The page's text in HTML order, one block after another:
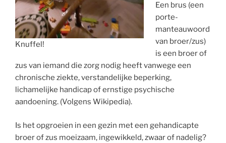
Knuffel!
Een brus (een
porte-
manteauwoord
van broer/zus)
is een broer of
zus van iemand die zorg nodig heeft vanwege een
chronische ziekte, verstandelijke beperking,
lichamelijke handicap of ernstige psychische
aandoening. (Volgens Wikipedia).
Is het opgroeien in een gezin met een gehandicapte
broer of zus moeizaam, ingewikkeld, zwaar of nadelig?